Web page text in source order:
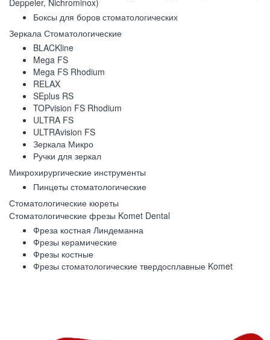
Боксы для боров стоматологических
Зеркала Стоматологические
BLACKline
Mega FS
Mega FS Rhodium
RELAX
SEplus RS
TOPvision FS Rhodium
ULTRA FS
ULTRAvision FS
Зеркала Микро
Ручки для зеркал
Микрохирургические инструменты
Пинцеты стоматологические
Стоматологические кюреты
Стоматологические фрезы Komet Dental
Фреза костная Линдеманна
Фрезы керамические
Фрезы костные
Фрезы стоматологические твердосплавные Komet